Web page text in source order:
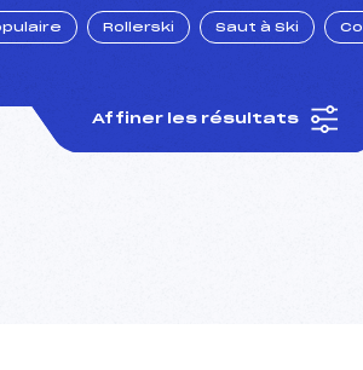
Rollerski Saut à Ski
Affiner les résultats